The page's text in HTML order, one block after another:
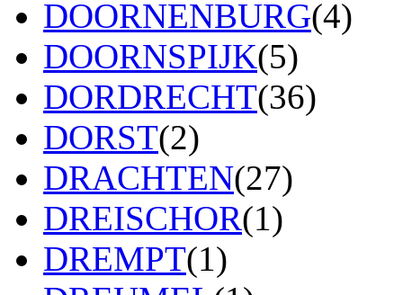
DOORNENBURG(4)
DOORNSPIJK(5)
DORDRECHT(36)
DORST(2)
DRACHTEN(27)
DREISCHOR(1)
DREMPT(1)